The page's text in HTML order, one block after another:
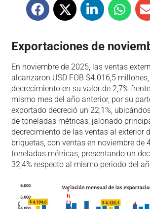
Exportaciones de
En noviembre de 2025, las ventas
alcanzaron USD FOB $4.016,5
decrecimiento en su valor de 2,7%
mismo mes del año anterior, por su
exportado decreció un 22,1%,
de toneladas métricas, jalonado
decrecimiento de las ventas al exterior
briquetas, con ventas en noviembre de
toneladas métricas, presentando un
32,4% respecto al mismo periodo del